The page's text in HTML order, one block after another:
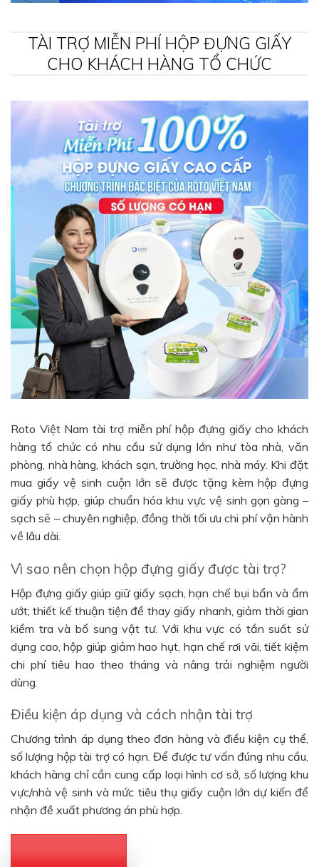
TÀI TRỢ MIỄN PHÍ HỘP ĐỰNG GIẤY
CHO KHÁCH HÀNG TỔ CHỨC
Roto Việt Nam tài trợ miễn phí hộp đựng giấy cho khách
hàng tổ chức có nhu cầu sử dụng lớn như tòa nhà, văn
phòng, nhà hàng, khách sạn, trường học, nhà máy. Khi đặt
mua giấy vệ sinh cuộn lớn sẽ được tặng kèm hộp đựng
giấy phù hợp, giúp chuẩn hóa khu vực vệ sinh gọn gàng –
sạch sẽ – chuyên nghiệp, đồng thời tối ưu chi phí vận hành
về lâu dài.
Vì sao nên chọn hộp đựng giấy được tài trợ?
Hộp đựng giấy giúp giữ giấy sạch, hạn chế bụi bẩn và ẩm
ướt; thiết kế thuận tiện để thay giấy nhanh, giảm thời gian
kiểm tra và bổ sung vật tư. Với khu vực có tần suất sử
dụng cao, hộp giúp giảm hao hụt, hạn chế rơi vãi, tiết kiệm
chi phí tiêu hao theo tháng và nâng trải nghiệm người
dùng.
Điều kiện áp dụng và cách nhận tài trợ
Chương trình áp dụng theo đơn hàng và điều kiện cụ thể,
số lượng hộp tài trợ có hạn. Để được tư vấn đúng nhu cầu,
khách hàng chỉ cần cung cấp loại hình cơ sở, số lượng khu
vực/nhà vệ sinh và mức tiêu thụ giấy cuộn lớn dự kiến để
nhận đề xuất phương án phù hợp.